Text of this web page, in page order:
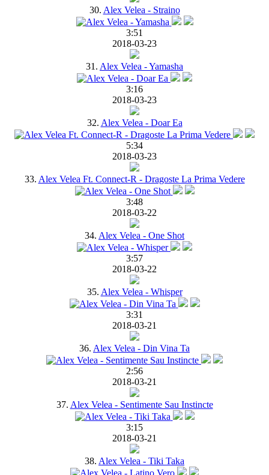
30. Alex Velea - Straino
3:51
2018-03-23
31. Alex Velea - Yamasha
3:16
2018-03-23
32. Alex Velea - Doar Ea
5:34
2018-03-23
33. Alex Velea Ft. Connect-R - Dragoste La Prima Vedere
3:48
2018-03-22
34. Alex Velea - One Shot
3:57
2018-03-22
35. Alex Velea - Whisper
3:31
2018-03-21
36. Alex Velea - Din Vina Ta
2:56
2018-03-21
37. Alex Velea - Sentimente Sau Instincte
3:15
2018-03-21
38. Alex Velea - Tiki Taka